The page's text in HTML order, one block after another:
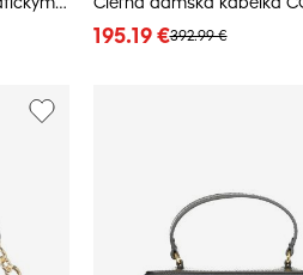
392.99 €
195.19 €